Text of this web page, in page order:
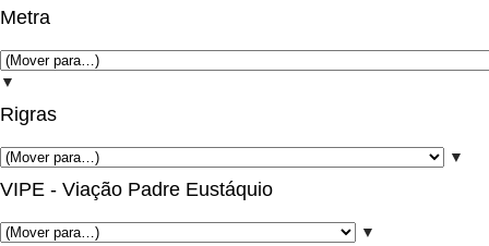
Metra
▼
Rigras
▼
VIPE - Viação Padre Eustáquio
▼